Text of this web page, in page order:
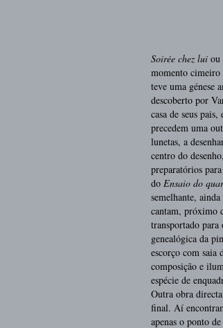
Soirée chez lui ou
momento cimeiro
teve uma génese
descoberto por
casa de seus
precedem uma
lunetas, a
centro do
preparatórios
do Ensaio do
semelhante,
cantam, próximo
transportado para
genealógica da
escorço com saia
composição e
espécie de
Outra obra
final. Aí
apenas o ponto